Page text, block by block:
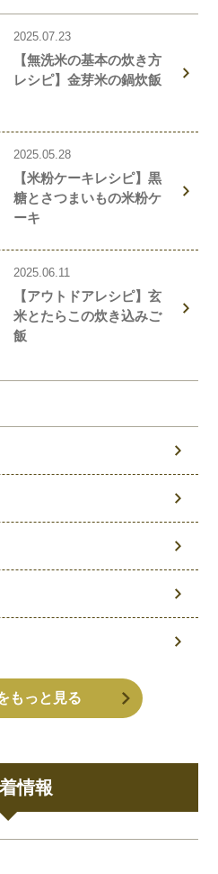
2025.07.23
【無洗米の基本の炊き方
レシピ】金芽米の鍋炊飯
2025.05.28
【米粉ケーキレシピ】黒
糖とさつまいもの米粉ケ
ーキ
2025.06.11
【アウトドアレシピ】玄
米とたらこの炊き込みご
飯
もっと見る
情報